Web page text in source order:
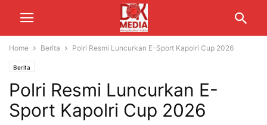
Home Berita Polri Resmi Luncurkan E-Sport Kapolri Cup 2026
Berita
Polri Resmi Luncurkan E-
Sport Kapolri Cup 2026